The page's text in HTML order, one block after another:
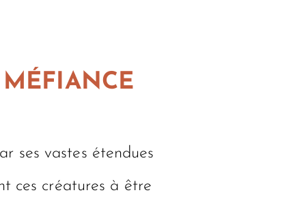
ses vastes étendues
ces créatures à être